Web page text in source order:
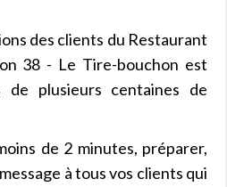
des clients du Restaurant
38 - Le Tire-bouchon est
plusieurs centaines de
de 2 minutes, préparer,
à tous vos clients qui